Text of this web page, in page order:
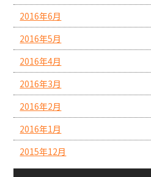
2016年6月
2016年5月
2016年4月
2016年3月
2016年2月
2016年1月
2015年12月